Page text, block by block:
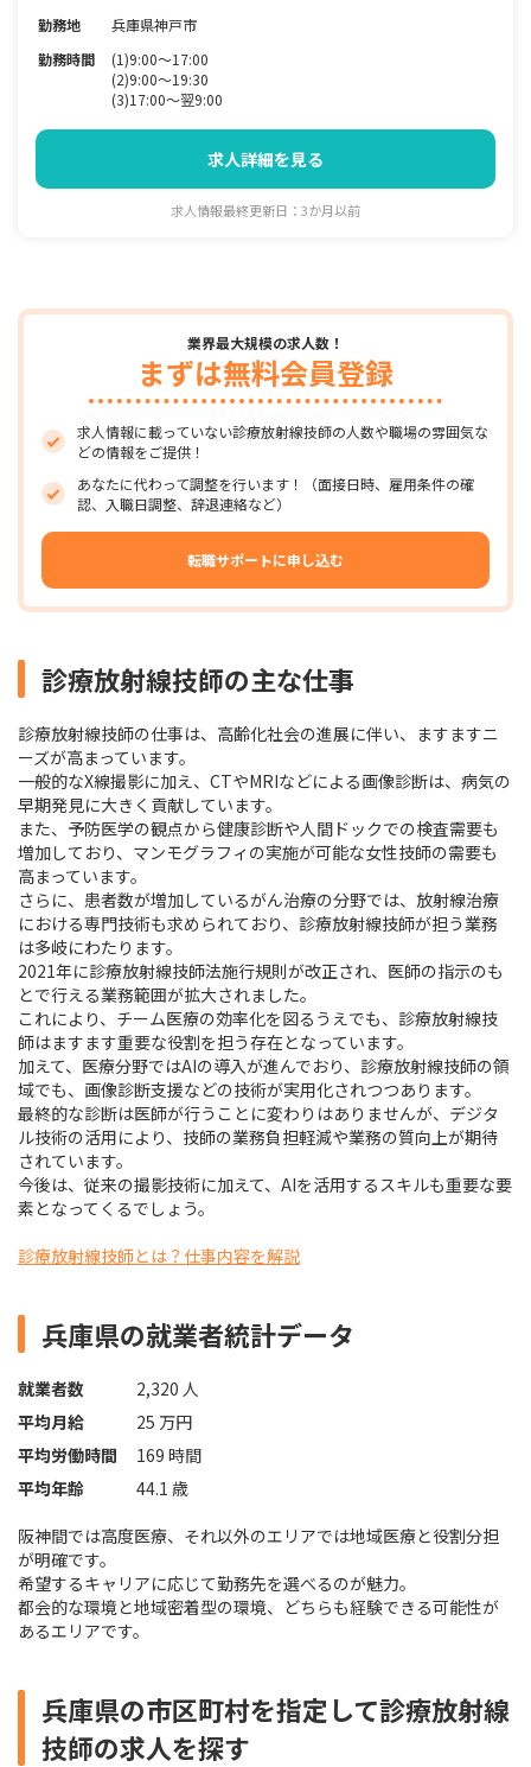
勤務地
兵庫県神戸市
勤務時間
(1)9:00～17:00
(2)9:00～19:30
(3)17:00～翌9:00
求人詳細を見る
求人情報最終更新日：3か月以前
業界最大規模の求人数！
まずは無料会員登録
求人情報に載っていない診療放射線技師の人数や職場の雰囲気な
どの情報をご提供！
あなたに代わって調整を行います！（面接日時、雇用条件の確
認、入職日調整、辞退連絡など）
転職サポートに申し込む
診療放射線技師の主な仕事
診療放射線技師の仕事は、高齢化社会の進展に伴い、ますますニ
ーズが高まっています。
一般的なX線撮影に加え、CTやMRIなどによる画像診断は、病気の
早期発見に大きく貢献しています。
また、予防医学の観点から健康診断や人間ドックでの検査需要も
増加しており、マンモグラフィの実施が可能な女性技師の需要も
高まっています。
さらに、患者数が増加しているがん治療の分野では、放射線治療
における専門技術も求められており、診療放射線技師が担う業務
は多岐にわたります。
2021年に診療放射線技師法施行規則が改正され、医師の指示のも
とで行える業務範囲が拡大されました。
これにより、チーム医療の効率化を図るうえでも、診療放射線技
師はますます重要な役割を担う存在となっています。
加えて、医療分野ではAIの導入が進んでおり、診療放射線技師の領
域でも、画像診断支援などの技術が実用化されつつあります。
最終的な診断は医師が行うことに変わりはありませんが、デジタ
ル技術の活用により、技師の業務負担軽減や業務の質向上が期待
されています。
今後は、従来の撮影技術に加えて、AIを活用するスキルも重要な要
素となってくるでしょう。
診療放射線技師とは？仕事内容を解説
兵庫県の就業者統計データ
就業者数
2,320 人
平均月給
25 万円
平均労働時間
169 時間
平均年齢
44.1 歳
阪神間では高度医療、それ以外のエリアでは地域医療と役割分担
が明確です。
希望するキャリアに応じて勤務先を選べるのが魅力。
都会的な環境と地域密着型の環境、どちらも経験できる可能性が
あるエリアです。
兵庫県の市区町村を指定して診療放射線
技師の求人を探す